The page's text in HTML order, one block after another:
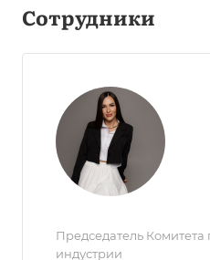
Сотрудники
Председатель
индустрии